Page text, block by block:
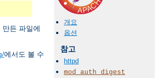
만든 파일에
에서도 볼 수
개요
옵션
참고
httpd
mod_auth_digest